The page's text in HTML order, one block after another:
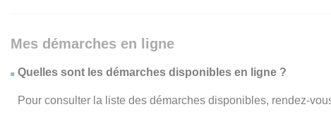
Mes démarches en ligne
Quelles sont les démarches disponibles en ligne ?
Pour consulter la liste des démarches disponibles, rendez-